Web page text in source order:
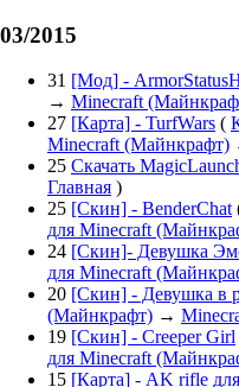
03/2015
31 [Мод] -
→ Minecraft
27 [Карта] - TurfWars (
Minecraft (Майнкрафт)
25 Скачать
Главная )
25 [Скин] - BenderChat
для Minecraft
24 [Скин]- Девушка
для Minecraft
20 [Скин] - Девушка в
(Майнкрафт) →
19 [Скин] - Creeper Girl
для Minecraft
15 [Карта] - AK rifle